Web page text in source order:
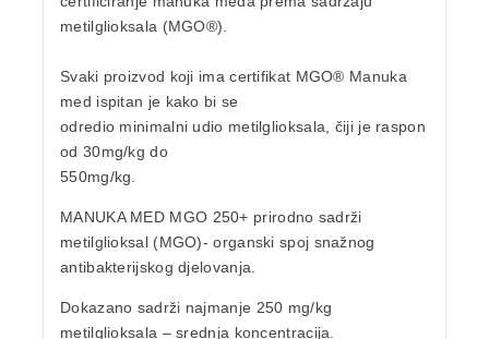
metilglioksala (MGO®).
Svaki proizvod koji imacertifikat MGO® Manuka
med ispitan je kako bi se
odredio minimalni udio metilglioksala, čiji je raspon
od 30mg/kg do
550mg/kg.
MANUKA MED MGO 250+ prirodno sadrži
metilglioksal(MGO)- organski spoj snažnog
antibakterijskog djelovanja.
Dokazano sadrži najmanje 250 mg/kg
metilglioksala – srednja koncentracija.